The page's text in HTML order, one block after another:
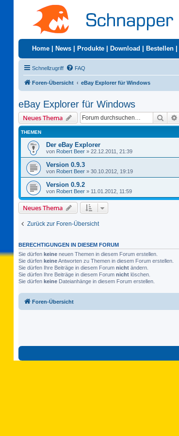
Home News Produkte Download Bestellen
Schnellzugriff FAQ
Foren-Übersicht eBay Explorer für Windows
eBay Explorer für Windows
Neues Thema Suche
THEMEN
Der eBay Explorer
von Robert Beer » 22.12.2011, 21:39
Version 0.9.3
von Robert Beer » 30.10.2012, 19:19
Version 0.9.2
von Robert Beer » 11.01.2012, 11:59
Neues Thema
Zurück zur Foren-Übersicht
BERECHTIGUNGEN IN DIESEM FORUM
Sie dürfen keine neuen Themen in diesem Forum erstellen.
Sie dürfen keineAntworten zu Themen in diesem Forum erstellen.
Sie dürfen Ihre Beiträge in diesem Forum nicht ändern.
Sie dürfen Ihre Beiträge in diesem Forum nicht löschen.
Sie dürfen keine Dateianhänge in diesem Forum erstellen.
Foren-Übersicht